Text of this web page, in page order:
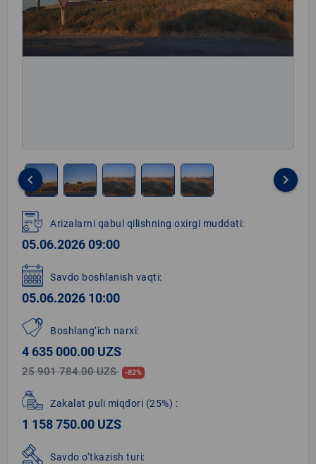
1
of
5
keyboard_arrow_left keyboard_arrow_right
Arizalarni qabul qilishning oxirgi muddati:
05.06.2026 09:00
Savdo boshlanish vaqti:
05.06.2026 10:00
Boshlang‘ich narxi:
4 635 000.00 UZS
25 901 784.00 UZS -82%
Zakalat puli miqdori (25%) :
1 158 750.00 UZS
Savdo o‘tkazish turi: